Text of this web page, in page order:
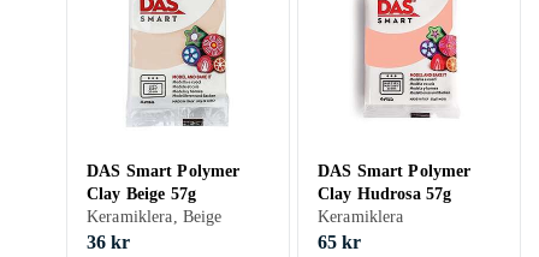
DAS Smart Polymer
Clay Beige 57g
Keramiklera, Beige
36 kr
DAS Smart Polymer
Clay Hudrosa 57g
Keramiklera
65 kr